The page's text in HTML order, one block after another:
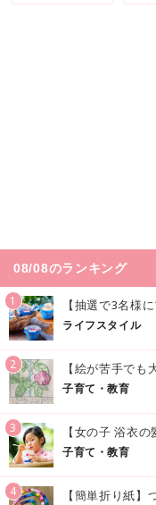
08/08のランキング
1
ライフスタイル
2
子育て・教育
3
子育て・教育
4